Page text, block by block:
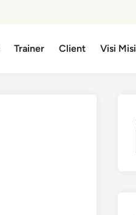
Trainer Client Visi Misi